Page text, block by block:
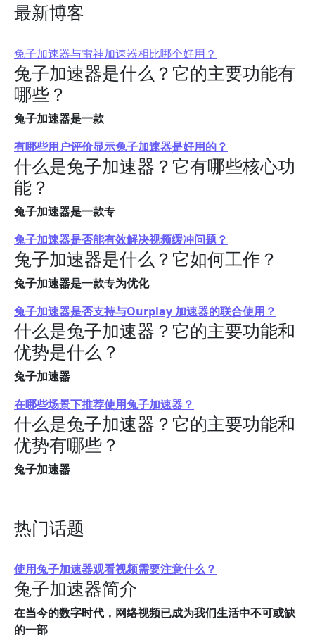
最新博客
兔子加速器与雷神加速器相比哪个好用？
兔子加速器是什么？它的主要功能有
哪些？
兔子加速器是一款
有哪些用户评价显示兔子加速器是好用的？
什么是兔子加速器？它有哪些核心功
能？
兔子加速器是一款专
兔子加速器是否能有效解决视频缓冲问题？
兔子加速器是什么？它如何工作？
兔子加速器是一款专为优化
兔子加速器是否支持与Ourplay 加速器的联合使用？
什么是兔子加速器？它的主要功能和
优势是什么？
兔子加速器
在哪些场景下推荐使用兔子加速器？
什么是兔子加速器？它的主要功能和
优势有哪些？
兔子加速器
热门话题
使用兔子加速器观看视频需要注意什么？
兔子加速器简介
在当今的数字时代，网络视频已成为我们生活中不可或缺
的一部